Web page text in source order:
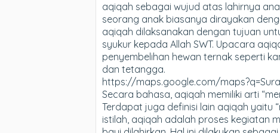
aqiqah sebagai wujud atas lahirnya
seorang anak biasanya dirayakan
aqiqah dilaksanakan dengan tujuan
syukur kepada Allah SWT. Upacara
penyembelihan hewan ternak seperti
dan tetangga.
https://maps.google.com/
Secara bahasa, aqiqah memiliki arti
Terdapat juga definisi lain aqiqah yaitu
istilah, aqiqah adalah proses kegiatan